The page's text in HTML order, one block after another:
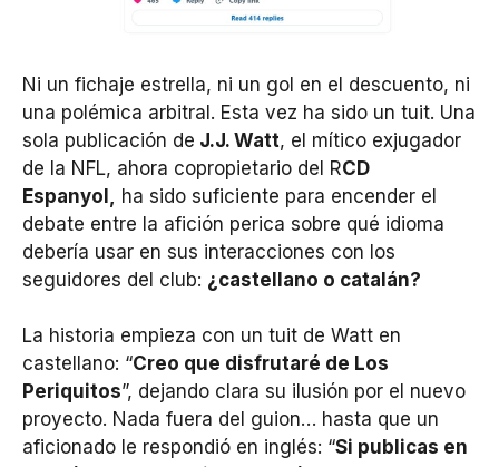
Ni un fichaje estrella, ni un gol en el descuento, ni
una polémica arbitral. Esta vez ha sido un tuit. Una
sola publicación de J.J. Watt, el mítico exjugador
de la NFL, ahora copropietario del RCD
Espanyol,
ha sido suficiente para encender el
debate entre la afición perica sobre qué idioma
debería usar en sus interacciones con los
seguidores del club: ¿castellano o catalán?
La historia empieza con un tuit de Watt en
castellano: “Creo que disfrutaré de Los
Periquitos”, dejando clara su ilusión por el nuevo
proyecto. Nada fuera del guion… hasta que un
aficionado le respondió en inglés: “Si publicas en